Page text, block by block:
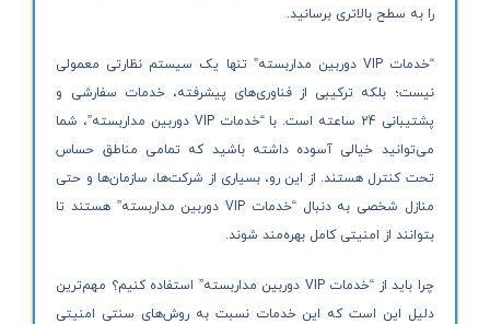
را به سطح بالاتری برسانید.
“خدمات VIP دوربین مداربسته” تنها یک سیستم نظارتی معمولی
نیست؛ بلکه ترکیبی از فناوری‌های پیشرفته، خدمات سفارشی و
پشتیبانی 24 ساعته است. با “خدمات VIP دوربین مداربسته”، شما
می‌توانید خیالی آسوده داشته باشید که تمامی مناطق حساس
تحت کنترل هستند. از این رو، بسیاری از شرکت‌ها، سازمان‌ها و حتی
منازل شخصی به دنبال “خدمات VIP دوربین مداربسته” هستند تا
بتوانند از امنیتی کامل بهره‌مند شوند.
چرا باید از “خدمات VIP دوربین مداربسته” استفاده کنیم؟ مهم‌ترین
دلیل این است که این خدمات نسبت به روش‌های سنتی امنیتی